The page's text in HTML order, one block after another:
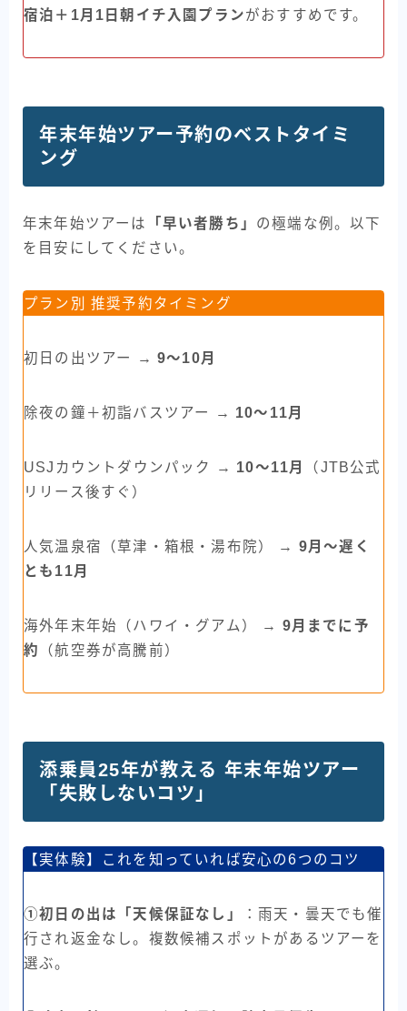
宿泊＋1月1日朝イチ入園プランがおすすめです。
年末年始ツアー予約のベストタイミ
ング
年末年始ツアーは 「早い者勝ち」 の極端な例。以下
を目安にしてください。
プラン別 推奨予約タイミング
初日の出ツアー → 9〜10月
除夜の鐘＋初詣バスツアー → 10〜11月
USJカウントダウンパック → 10〜11月
（JTB公式
リリース後すぐ）
人気温泉宿（草津・箱根・湯布院） → 9月〜遅く
とも11月
海外年末年始（ハワイ・グアム） → 9月までに予
約
（航空券が高騰前）
添乗員25年が教える 年末年始ツアー
「失敗しないコツ」
【実体験】これを知っていれば安心の6つのコツ
①初日の出は「天候保証なし」
：雨天・曇天でも催
行され返金なし。複数候補スポットがあるツアーを
選ぶ。